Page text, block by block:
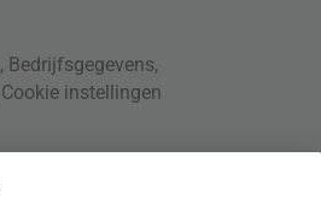
, Bedrijfsgegevens,
Cookie instellingen